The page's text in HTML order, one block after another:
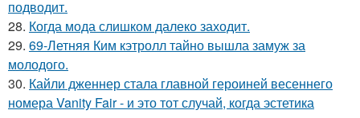
подводит.
28. Когда мода слишком далеко заходит.
29. 69-Летняя Ким кэтролл тайно вышла замуж за
молодого.
30. Кайли дженнер стала главной героиней весеннего
номера Vanity Fair - и это тот случай, когда эстетика